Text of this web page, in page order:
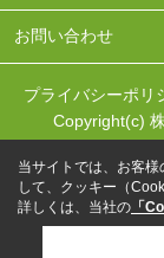
お問い合わせ
プライバシーポリ
Copyright(c)
当サイトでは、お客
して、クッキー（
詳しくは、当社の 「